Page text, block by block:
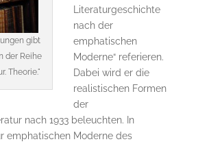
gibt
der Reihe
Theorie."
Literaturgeschichte
nach der
emphatischen
Moderne“ referieren.
Dabei wird er die
realistischen Formen
der
nach 1933 beleuchten. In
emphatischen Moderne des